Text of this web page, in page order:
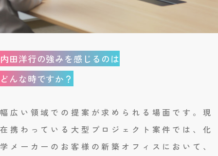
内田洋行の強みを感じるのは
どんな時ですか？
幅広い領域での提案が求められる場面です。現
在携わっている大型プロジェクト案件では、化
学メーカーのお客様の新築オフィスにおいて、